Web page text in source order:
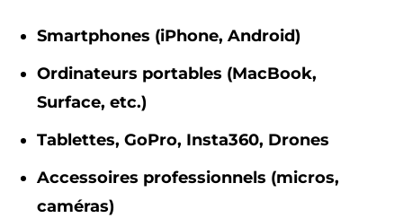
Smartphones (iPhone, Android)
Ordinateurs portables (MacBook,
Surface, etc.)
Tablettes, GoPro, Insta360, Drones
Accessoires professionnels (micros,
caméras)